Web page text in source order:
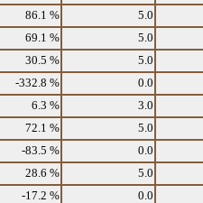
86.1 % 5.0
69.1 % 5.0
30.5 % 5.0
-332.8 % 0.0
6.3 % 3.0
72.1 % 5.0
-83.5 % 0.0
28.6 % 5.0
-17.2 % 0.0